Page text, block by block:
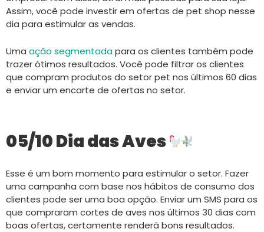
Assim, você pode investir em ofertas de pet shop nesse
dia para estimular as vendas.
Uma ação segmentadapara os clientes também pode
trazer ótimos resultados. Você pode filtrar os clientes
que compram produtos do setor pet nos últimos 60 dias
e enviar um encarte de ofertas no setor.
05/10 Dia das Aves
Esse é um bom momento para estimular o setor. Fazer
uma campanha com base nos hábitos de consumo dos
clientes pode ser uma boa opção. Enviar um SMS para os
que compraram cortes de aves nos últimos 30 dias com
boas ofertas, certamente renderá bons resultados.